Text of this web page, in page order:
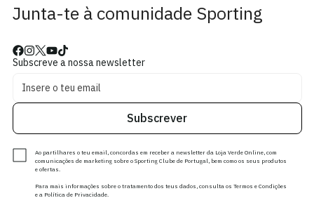
Junta-te à comunidade Sporting
Subscreve a nossa newsletter
Subscrever
Ao partilhares o teu email, concordas em receber a newsletter da Loja Verde Online, com
comunicações de marketing sobre o Sporting Clube de Portugal, bem como os seus produtos
e ofertas.
Para mais informações sobre o tratamento dos teus dados, consulta os Termos e Condições
e a Política de Privacidade.